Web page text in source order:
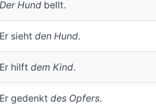
Der Hund bellt.
Er sieht den Hund.
Er hilft dem Kind.
Er gedenkt des Opfers.